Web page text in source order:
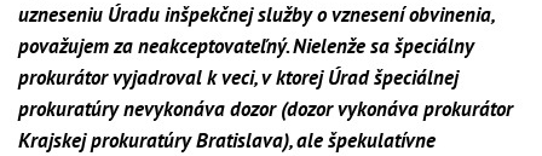
uzneseniu Úradu inšpekčnej služby o vznesení obvinenia,
považujem za neakceptovateľný. Nielenže sa špeciálny
prokurátor vyjadroval k veci, v ktorej Úrad špeciálnej
prokuratúry nevykonáva dozor (dozor vykonáva prokurátor
Krajskej prokuratúry Bratislava), ale špekulatívne